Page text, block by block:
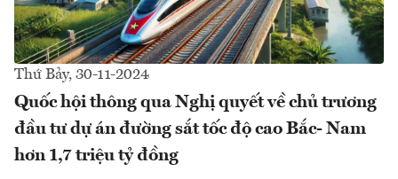
Thứ Bảy, 30-11-2024
Quốc hội thông qua Nghị quyết về chủ trương
đầu tư dự án đường sắt tốc độ cao Bắc- Nam
hơn 1,7 triệu tỷ đồng